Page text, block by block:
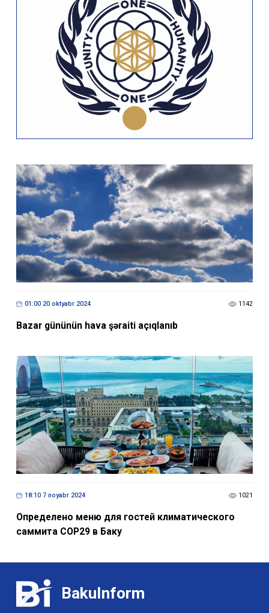
01:00 20 oktyabr 2024 1142
Bazar gününün hava şəraiti açıqlanıb
18:10 7 noyabr 2024 1021
Определено меню для гостей климатического
саммита COP29 в Баку
BakuInform